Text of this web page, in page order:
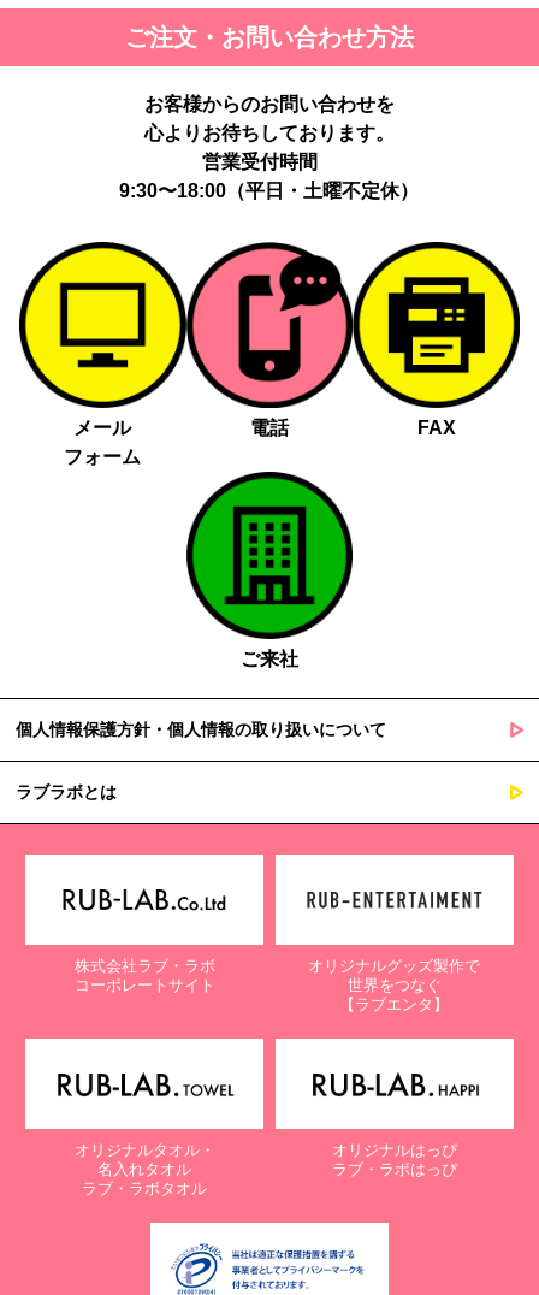
ご注文・お問い合わせ方法
お客様からのお問い合わせを
心よりお待ちしております。
営業受付時間
9:30〜18:00（平日・土曜不定休）
メール
フォーム
電話 FAX
ご来社
個人情報保護方針・個人情報の取り扱いについて
ラブラボとは
株式会社ラブ・ラボ
コーポレートサイト
オリジナルグッズ製作で
世界をつなぐ
【ラブエンタ】
オリジナルタオル・
名入れタオル
ラブ・ラボタオル
オリジナルはっぴ
ラブ・ラボはっぴ